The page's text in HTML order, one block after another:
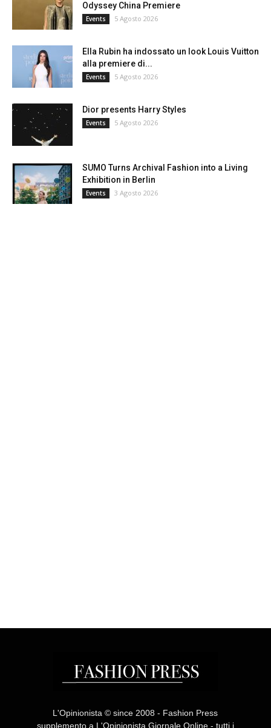
Odyssey China Premiere
Events 5 Agosto 2026
Ella Rubin ha indossato un look Louis Vuitton
alla premiere di...
Events 5 Agosto 2026
Dior presents Harry Styles
Events 5 Agosto 2026
SUMO Turns Archival Fashion into a Living
Exhibition in Berlin
Events 3 Agosto 2026
L'Opinionista © since 2008 - Fashion Press
supplemento a L'Opinionista Giornale Online - tutti i